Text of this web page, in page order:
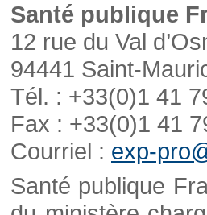
Santé publique
12 rue du Val
94441 Saint-
Tél. : +33(0)1 41
Fax : +33(0)1 41
Courriel : exp-
Santé publique